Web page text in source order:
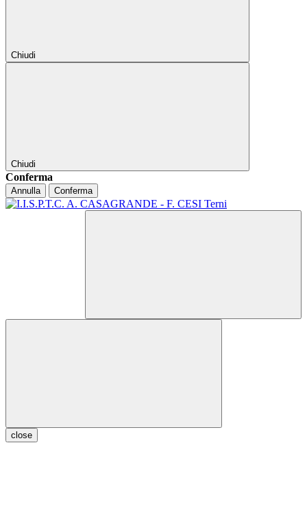
Chiudi
Chiudi
Conferma
Annulla Conferma
close